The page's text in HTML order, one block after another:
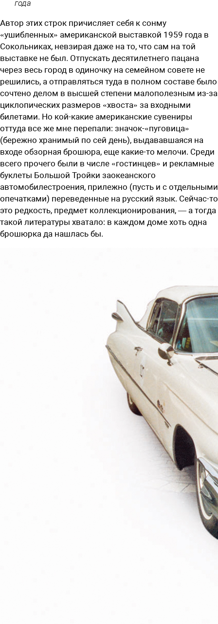
года
Автор этих строк причисляет себя к сонму
«ушибленных» американской выставкой 1959 года в
Сокольниках, невзирая даже на то, что сам на той
выставке не был. Отпускать десятилетнего пацана
через весь город в одиночку на семейном совете не
решились, а отправляться туда в полном составе было
сочтено делом в высшей степени малополезным из-за
циклопических размеров «хвоста» за входными
билетами. Но кой-какие американские сувениры
оттуда все же мне перепали: значок-«пуговица»
(бережно хранимый по сей день), выдававшаяся на
входе обзорная брошюра, еще какие-то мелочи. Среди
всего прочего были в числе «гостинцев» и рекламные
буклеты Большой Тройки заокеанского
автомобилестроения, прилежно (пусть и с отдельными
опечатками) переведенные на русский язык. Сейчас-то
это редкость, предмет коллекционирования, — а тогда
такой литературы хватало: в каждом доме хоть одна
брошюрка да нашлась бы.